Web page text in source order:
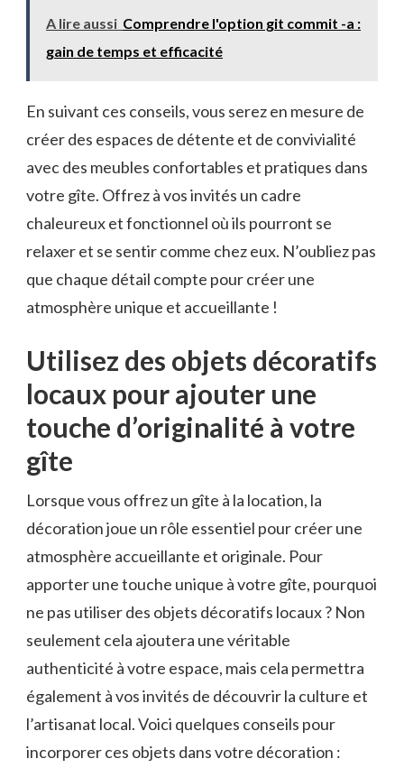
A lire aussi Comprendre l'option git commit -a :
gain de temps et efficacité
En suivant ces ​conseils, vous serez en mesure ⁢de
créer des⁢ espaces de détente et de‌ convivialité
avec des meubles confortables et pratiques dans
votre gîte. Offrez à vos invités un cadre
chaleureux et fonctionnel où ils pourront se
relaxer et se‌ sentir comme chez eux. N’oubliez pas
que chaque détail compte pour créer une⁢
atmosphère unique et accueillante ‌!
Utilisez ⁤des objets ‌décoratifs
locaux pour ajouter une
touche d’originalité à votre⁤
gîte
Lorsque vous offrez un gîte à la location, la
décoration joue un ​rôle essentiel ⁢pour créer ⁣une
atmosphère accueillante et‍ originale. Pour
apporter⁣ une touche unique ‍à votre gîte, pourquoi
ne pas utiliser ‍des objets décoratifs locaux ? Non
seulement cela ajoutera une ​véritable
authenticité à votre espace, mais ​cela​ permettra
également à vos‍ invités de découvrir⁤ la culture et
l’artisanat local. Voici quelques⁤ conseils pour
incorporer ces objets dans votre ‌décoration ⁢: